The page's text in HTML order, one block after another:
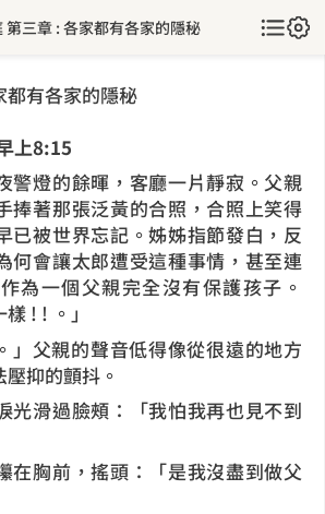
第三章 : 各家都有各家的隱秘
都有各家的隱秘
上8:15
警燈的餘暉，客廳一片靜寂。父親
捧著那張泛黃的合照，合照上笑得
已被世界忘記。姊姊指節發白，反
何會讓太郎遭受這種事情，甚至連
為一個父親完全沒有保護孩子。
! ! 。」
」父親的聲音低得像從很遠的地方
抑的顫抖。
光滑過臉頰：「我怕我再也見不到
在胸前，搖頭：「是我沒盡到做父